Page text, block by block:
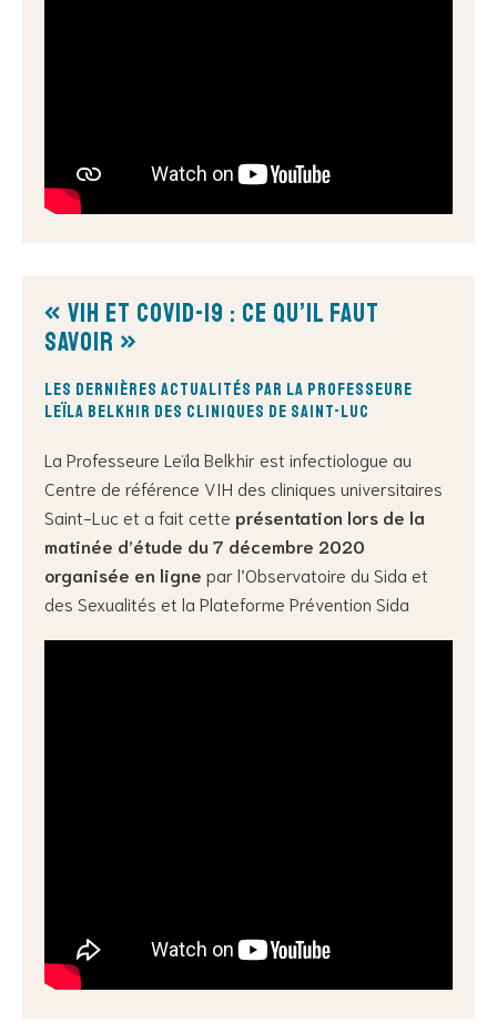
« VIH et Covid-19 : ce qu’il faut
savoir »
les dernières actualités par la Professeure
Leïla Belkhir des Cliniques de Saint-Luc
La Professeure Leïla Belkhir est infectiologue au
Centre de référence VIH des cliniques universitaires
Saint-Luc et a fait cette présentation lors de la
matinée d’étude du 7 décembre 2020
organisée en ligne par l’Observatoire du Sida et
des Sexualités et la Plateforme Prévention Sida